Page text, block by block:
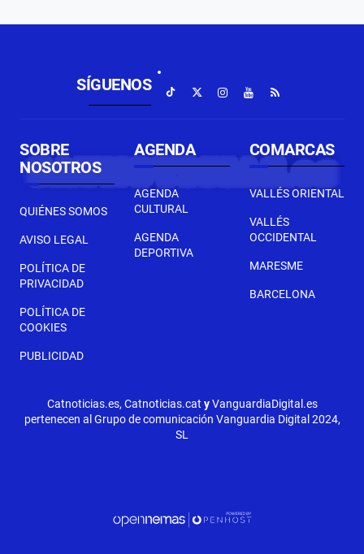
SÍGUENOS
SOBRE
NOSOTROS
QUIÉNES SOMOS
AVISO LEGAL
POLÍTICA DE
PRIVACIDAD
POLÍTICA DE
COOKIES
PUBLICIDAD
AGENDA
AGENDA
CULTURAL
AGENDA
DEPORTIVA
COMARCAS
VALLÉS ORIENTAL
VALLÉS
OCCIDENTAL
MARESME
BARCELONA
Catnoticias.es, Catnoticias.cat yVanguardiaDigital.es
pertenecen al Grupo de comunicación Vanguardia Digital 2024,
SL